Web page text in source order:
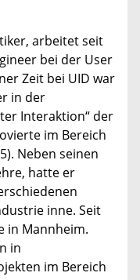
arbeitet seit
bei der User
Zeit bei UID war
in der
Interaktion“ der
im Bereich
Neben seinen
hatte er
inne. Seit
in Mannheim.
in
im Bereich